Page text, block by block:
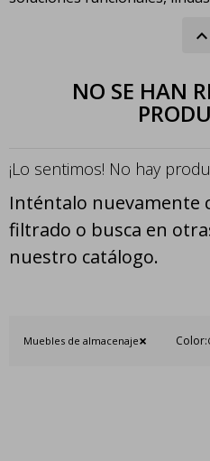
NO SE HAN
¡Lo sentimos! No hay
Inténtalo nuevamente
filtrado o busca en
nuestro catálogo.
Muebles de almacenaje Color: